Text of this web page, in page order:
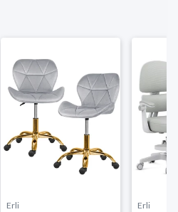
Erli Erli